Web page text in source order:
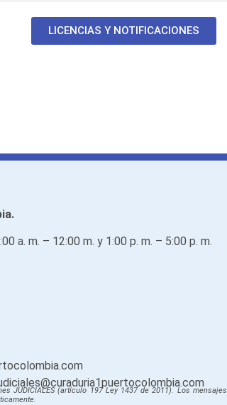
LICENCIAS Y NOTIFICACIONES
a. m. – 12:00 m. y 1:00 p. m. – 5:00 p. m.
JUDICIALES (artículo 197 Ley 1437 de 2011). Los mensajes